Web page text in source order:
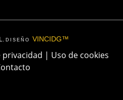
DISEÑO VINCIDG™
privacidad | Uso de cookies